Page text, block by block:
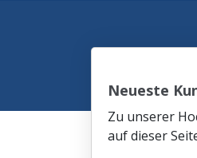
Neueste
Zu unserer
auf dieser